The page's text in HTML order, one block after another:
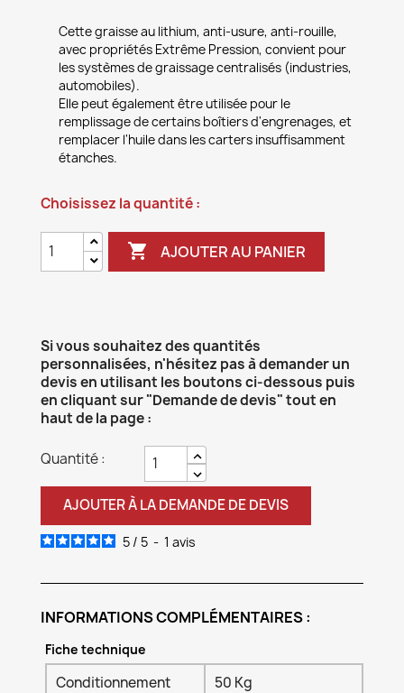
Cette graisse au lithium, anti-usure, anti-rouille,
avec propriétés Extrême Pression, convient pour
les systèmes de graissage centralisés (industries,
automobiles).
Elle peut également être utilisée pour le
remplissage de certains boîtiers d'engrenages, et
remplacer l'huile dans les carters insuffisamment
étanches.
Choisissez la quantité :
 AJOUTER AU PANIER
Si vous souhaitez des quantités
personnalisées, n'hésitez pas à demander un
devis en utilisant les boutons ci-dessous puis
en cliquant sur "Demande de devis" tout en
haut de la page :
Quantité :
AJOUTER À LA DEMANDE DE DEVIS
5 / 5 - 1 avis
INFORMATIONS COMPLÉMENTAIRES :
Fiche technique
Conditionnement
50 Kg